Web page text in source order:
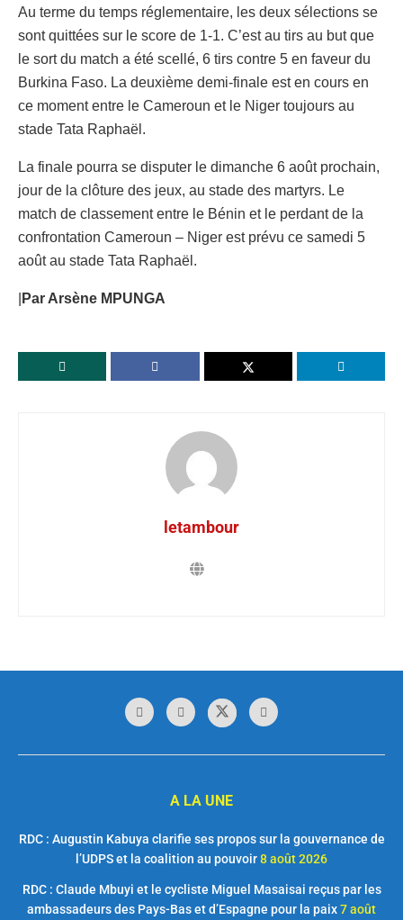
Au terme du temps réglementaire, les deux sélections se
sont quittées sur le score de 1-1. C’est au tirs au but que
le sort du match a été scellé, 6 tirs contre 5 en faveur du
Burkina Faso. La deuxième demi-finale est en cours en
ce moment entre le Cameroun et le Niger toujours au
stade Tata Raphaël.
La finale pourra se disputer le dimanche 6 août prochain,
jour de la clôture des jeux, au stade des martyrs. Le
match de classement entre le Bénin et le perdant de la
confrontation Cameroun – Niger est prévu ce samedi 5
août au stade Tata Raphaël.
Par Arsène MPUNGA
letambour
A LA UNE
RDC : Augustin Kabuya clarifie ses propos sur la gouvernance de
l’UDPS et la coalition au pouvoir8 août 2026
RDC : Claude Mbuyi et le cycliste Miguel Masaisai reçus par les
ambassadeurs des Pays-Bas et d’Espagne pour la paix7 août